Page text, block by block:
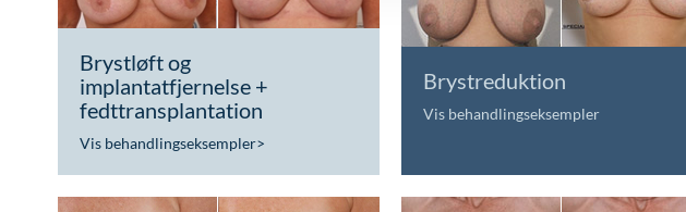
Brystløft og
implantatfjernelse +
fedttransplantation
Vis behandlingseksempler>
Brystreduktion
Vis behandlingseksempler